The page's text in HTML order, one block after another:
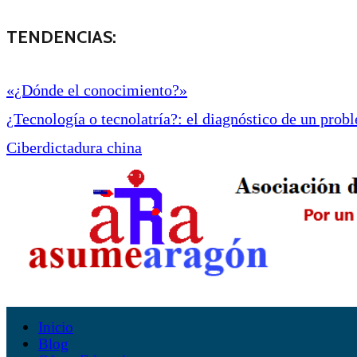
TENDENCIAS:
«¿Dónde el conocimiento?»
¿Tecnología o tecnolatría?: el diagnóstico de un
Ciberdictadura china
Inicio
Blog